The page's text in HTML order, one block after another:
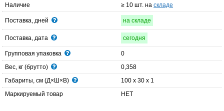
Наличие
≥ 10 шт. на складе
Поставка, дней на складе
Поставка, дата сегодня
Групповая упаковка
0
Вес, кг (брутто)
0,358
Габариты, см (Д×Ш×В)
100 x 30 x 1
Маркируемый товар
НЕТ